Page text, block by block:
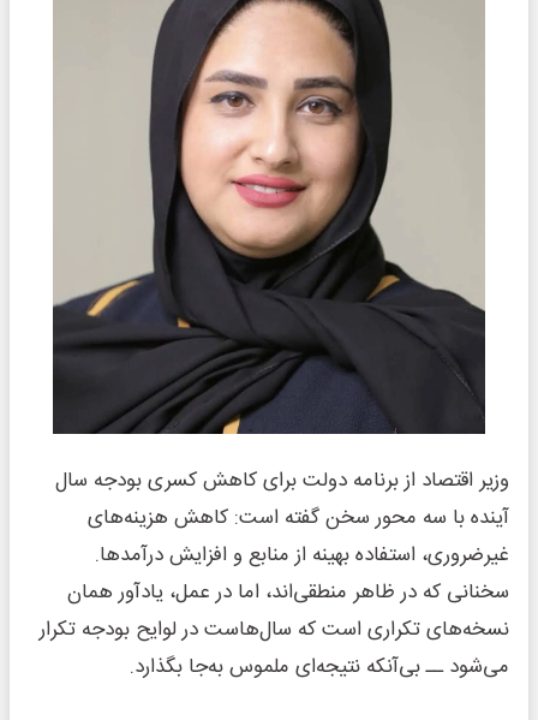
وزیر اقتصاد از برنامه دولت برای کاهش کسری بودجه سال
آینده با سه محور سخن گفته است: کاهش هزینه‌های
غیرضروری، استفاده بهینه از منابع و افزایش درآمدها.
سخنانی که در ظاهر منطقی‌اند، اما در عمل، یادآور همان
نسخه‌های تکراری است که سال‌هاست در لوایح بودجه تکرار
می‌شود ــ بی‌آنکه نتیجه‌ای ملموس به‌جا بگذارد.